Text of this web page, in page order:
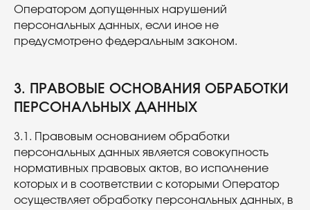
Оператором допущенных нарушений
персональных данных, если иное не
предусмотрено федеральным законом.
3. ПРАВОВЫЕ ОСНОВАНИЯ ОБРАБОТКИ
ПЕРСОНАЛЬНЫХ ДАННЫХ
3.1. Правовым основанием обработки
персональных данных является совокупность
нормативных правовых актов, во исполнение
которых и в соответствии с которыми Оператор
осуществляет обработку персональных данных, в